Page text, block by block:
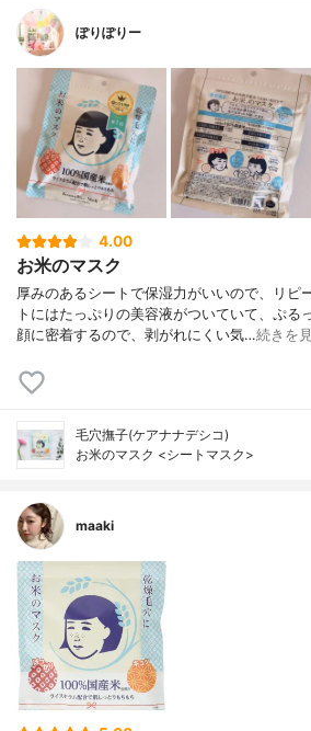
ぽりぽりー
4.00
お米のマスク
厚みのあるシートで保湿力がいいので、リピ
トにはたっぷりの美容液がついていて、ぷる
顔に密着するので、剥がれにくい気…続きを
毛穴撫子(ケアナナデシコ)
お米のマスク <シートマスク>
maaki